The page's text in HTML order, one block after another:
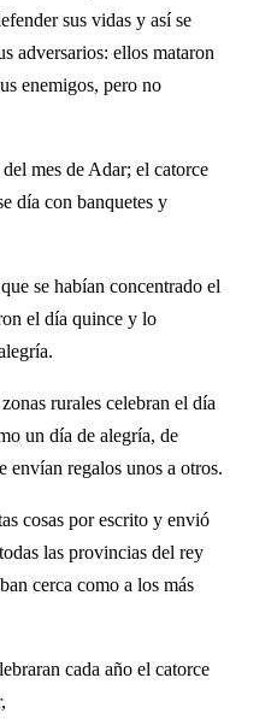
sus vidas y así se
adversarios: ellos mataron
enemigos, pero no
mes de Adar; el catorce
día con banquetes y
se habían concentrado el
el día quince y lo
rurales celebran el día
un día de alegría, de
envían regalos unos a otros.
cosas por escrito y envió
las provincias del rey
cerca como a los más
cada año el catorce